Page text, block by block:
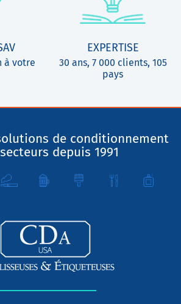
à votre
EXPERTISE
30 ans, 7 000 clients, 105
pays
de conditionnement
depuis 1991